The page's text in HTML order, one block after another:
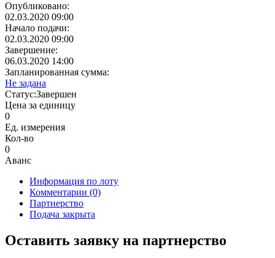
Опубликовано:
02.03.2020 09:00
Начало подачи:
02.03.2020 09:00
Завершение:
06.03.2020 14:00
Запланированная сумма:
Не задана
Статус:Завершен
Цена за единицу
0
Ед. измерения
Кол-во
0
Аванс
Информация по лоту
Комментарии (0)
Партнерство
Подача закрыта
Оставить заявку на партнерство